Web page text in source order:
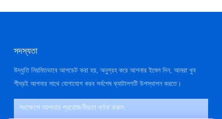
সদস্যতা
উদ্ধৃতি নিয়মিতভাবে আপডেট করা হয়, অনুগ্রহ করে আপনার ইমেল দিন, আমরা খুব
শীঘ্রই আপনার সাথে যোগাযোগ করব সর্বশেষ ক্যাটালগটি উপস্থাপন করতে।